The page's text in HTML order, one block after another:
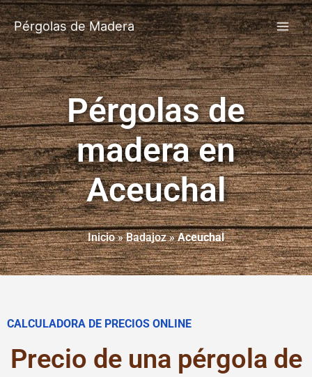
Pérgolas de Madera
Pérgolas de
madera en
Aceuchal
Inicio»Badajoz»Aceuchal
CALCULADORA DE PRECIOS ONLINE
Precio de una pérgola de